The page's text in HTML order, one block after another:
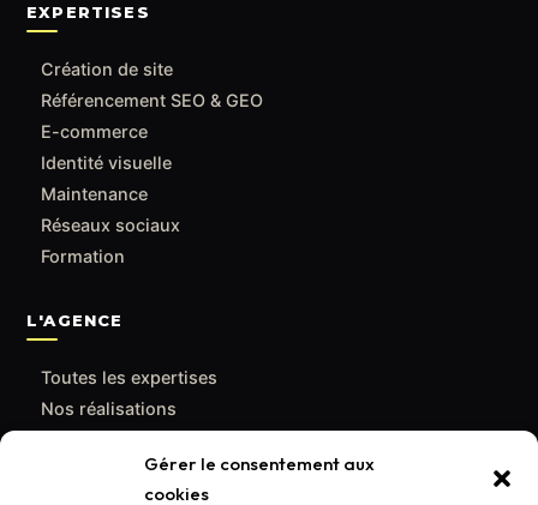
Gérer le consentement aux
cookies
EXPERTISES
Création de site
Référencement SEO & GEO
E-commerce
Identité visuelle
Maintenance
Réseaux sociaux
Formation
L'AGENCE
Toutes les expertises
Nos réalisations
Qui sommes-nous